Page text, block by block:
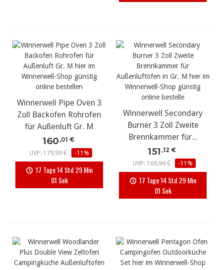
Winnerwell Pipe Oven 3
Zoll Backofen Rohrofen
für Außenluft Gr. M
160 ,01 €
UVP: 179,99 €
-11%
17 Tage 14 Std 29 Min
00 Sek
Winnerwell Secondary
Burner 3 Zoll Zweite
Brennkammer für...
151 ,12 €
UVP: 169,99 €
-11%
17 Tage 14 Std 29 Min
00 Sek